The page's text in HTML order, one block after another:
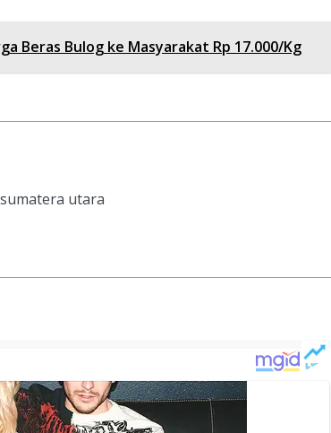
Beras Bulog ke Masyarakat Rp 17.000/Kg
utara